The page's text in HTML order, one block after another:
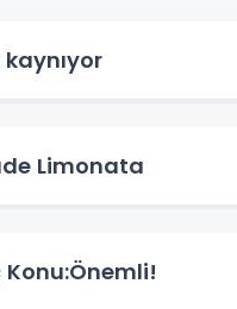
kaynıyor
Limonata
Konu:Önemli!